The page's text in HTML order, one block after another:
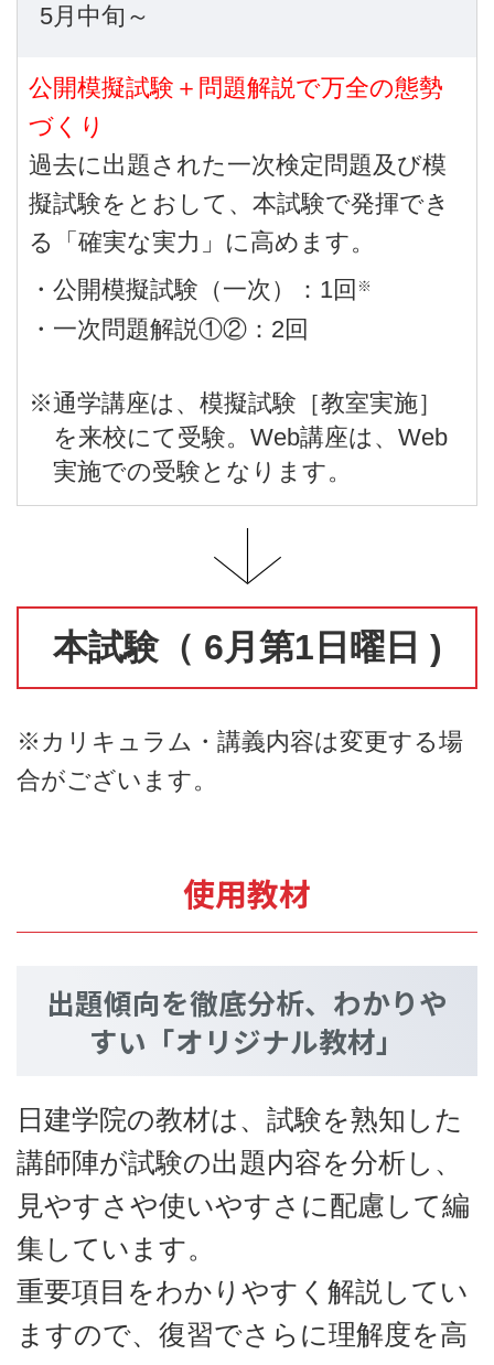
5月中旬～
公開模擬試験＋問題解説で万全の態勢
づくり
過去に出題された一次検定問題及び模
擬試験をとおして、本試験で発揮でき
る「確実な実力」に高めます。
・公開模擬試験（一次）：1回 ※
・一次問題解説①②：2回
※通学講座は、模擬試験［教室実施］
を来校にて受験。Web講座は、Web
実施での受験となります。
本試験（ 6月第1日曜日 )
※カリキュラム・講義内容は変更する場
合がございます。
使用教材
出題傾向を徹底分析、わかりや
すい「オリジナル教材」
日建学院の教材は、試験を熟知した
講師陣が試験の出題内容を分析し、
見やすさや使いやすさに配慮して編
集しています。
重要項目をわかりやすく解説してい
ますので、復習でさらに理解度を高